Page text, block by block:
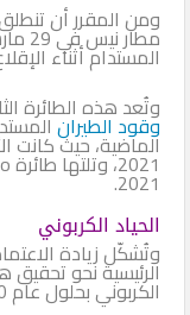
ومن المقرر أن
المستدام أثناء
وتُعد هذه الطائرة
وقود الطيران
2021.
الحياد الكربوني
وتُشكّل زيادة
الرئيسية نحو
الكربوني بحلول عام 2050.